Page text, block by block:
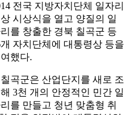
전국 지방자치단체 일자리
시상식을 열고 양질의 일
를 창출한 경북 칠곡군 등
개 자치단체에 대통령상 등을
했다.
곡군은 산업단지를 새로 조
3천 개의 안정적인 민간 일
를 만들고 청년 맞춤형 취